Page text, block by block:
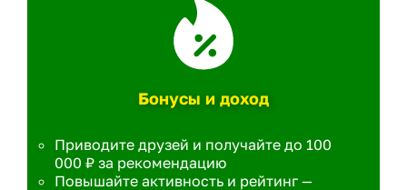
Бонусы и доход
Приводите друзей и получайте до 100
000 ₽ за рекомендацию
Повышайте активность и рейтинг —